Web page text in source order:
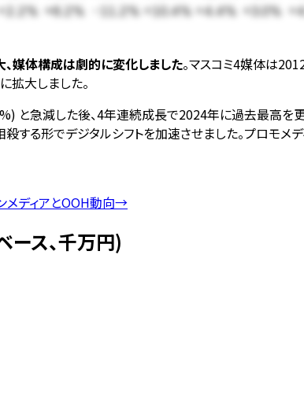
+2.2% +6.2% -11.2% +10.4% +4.4% +3.0%
媒体構成は劇的に変化しました。マスコミ4媒体は
大しました。
減した後、4年連続成長で2024年に過去最高を更
する形でデジタルシフトを加速させました。プロモ
メディアとOOH動向→
ス、千万円)